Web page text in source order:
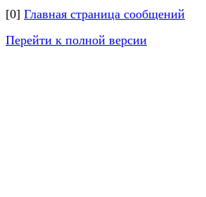
[0] Главная страница сообщений
Перейти к полной версии